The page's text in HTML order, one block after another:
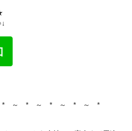
* ～ * ～ * ～ * ～ *